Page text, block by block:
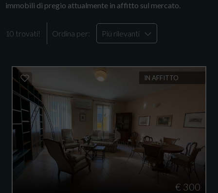
immobili di pregio attualmente in affitto sul mercato.
10 trovati! Ordina per: Più rilevanti
IN AFFITTO
€ 300